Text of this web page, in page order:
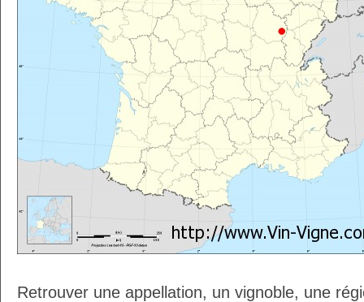
Retrouver une appellation, un vignoble, une